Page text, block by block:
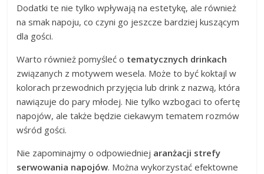
Dodatki te nie tylko wpływają na estetykę, ale również
na smak napoju, co czyni go jeszcze bardziej kuszącym
dla gości.
Warto również pomyśleć o tematycznych drinkach
związanych z motywem wesela. Może to być koktajl w
kolorach przewodnich przyjęcia lub drink z nazwą, która
nawiązuje do pary młodej. Nie tylko wzbogaci to ofertę
napojów, ale także będzie ciekawym tematem rozmów
wśród gości.
Nie zapominajmy o odpowiedniej aranżacji strefy
serwowania napojów. Można wykorzystać efektowne